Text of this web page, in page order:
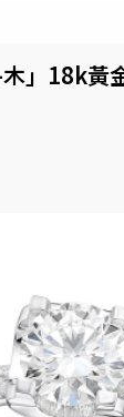
木」18k黃